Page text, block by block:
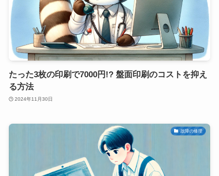
たった3枚の印刷で7000円!? 盤面印刷のコストを抑え
る方法
2024年11月30日
故障の修理